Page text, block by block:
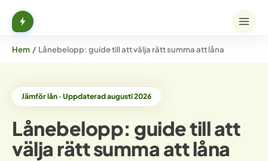
Hem / Lånebelopp: guide till att välja rätt summa att låna
Jämför lån · Uppdaterad augusti 2026
Lånebelopp: guide till att
välja rätt summa att låna